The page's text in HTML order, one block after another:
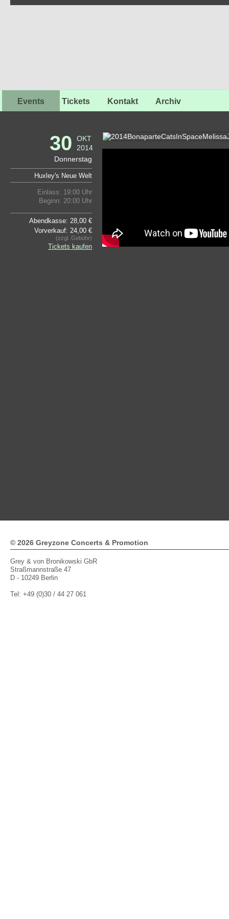
Events Tickets Kontakt Archiv
30
OKT
2014
Donnerstag
Huxley's Neue Welt
Einlass: 19:00 Uhr
Beginn: 20:00 Uhr
Abendkasse: 28,00 €
Vorverkauf: 24,00 €
(zzgl. Gebühr)
Tickets kaufen
© 2026 Greyzone Concerts & Promotion
Grey & von Bronikowski GbR
Straßmannstraße 47
D - 10249 Berlin
Tel: +49 (0)30 / 44 27 061